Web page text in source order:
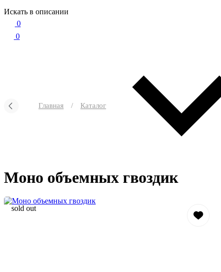
Искать в описании
0
0
Главная / Каталог
sold out
Моно объемных гвоздик